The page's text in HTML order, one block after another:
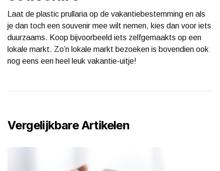
Laat de plastic prullaria op de vakantiebestemming en als
je dan toch een souvenir mee wilt nemen, kies dan voor iets
duurzaams. Koop bijvoorbeeld iets zelfgemaakts op een
lokale markt. Zo’n lokale markt bezoeken is bovendien ook
nog eens een heel leuk vakantie-uitje!
Vergelijkbare Artikelen